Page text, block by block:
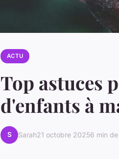
ACTU
Top astuces
d'enfants à
S Sarah21 octobre 20256 min